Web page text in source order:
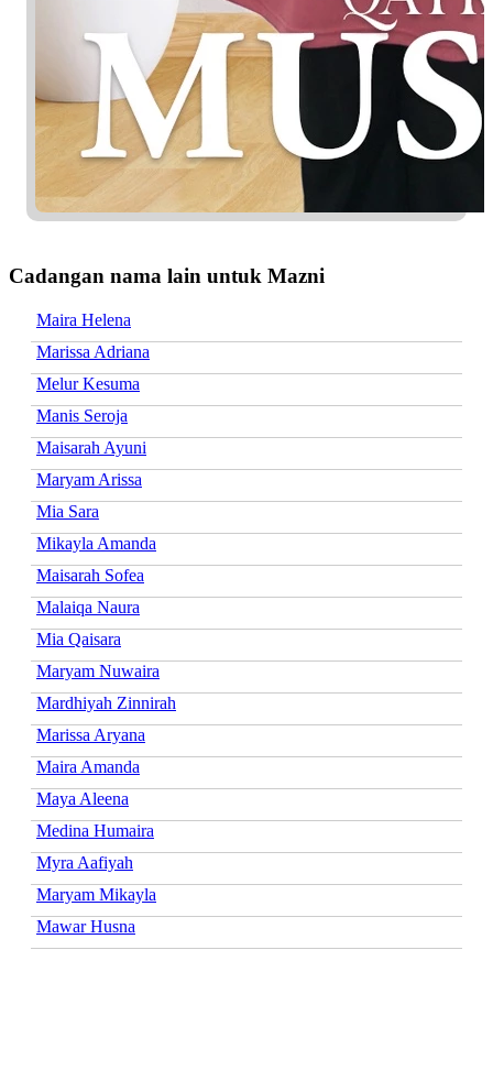
Cadangan nama lain untuk Mazni
Maira Helena
Marissa Adriana
Melur Kesuma
Manis Seroja
Maisarah Ayuni
Maryam Arissa
Mia Sara
Mikayla Amanda
Maisarah Sofea
Malaiqa Naura
Mia Qaisara
Maryam Nuwaira
Mardhiyah Zinnirah
Marissa Aryana
Maira Amanda
Maya Aleena
Medina Humaira
Myra Aafiyah
Maryam Mikayla
Mawar Husna